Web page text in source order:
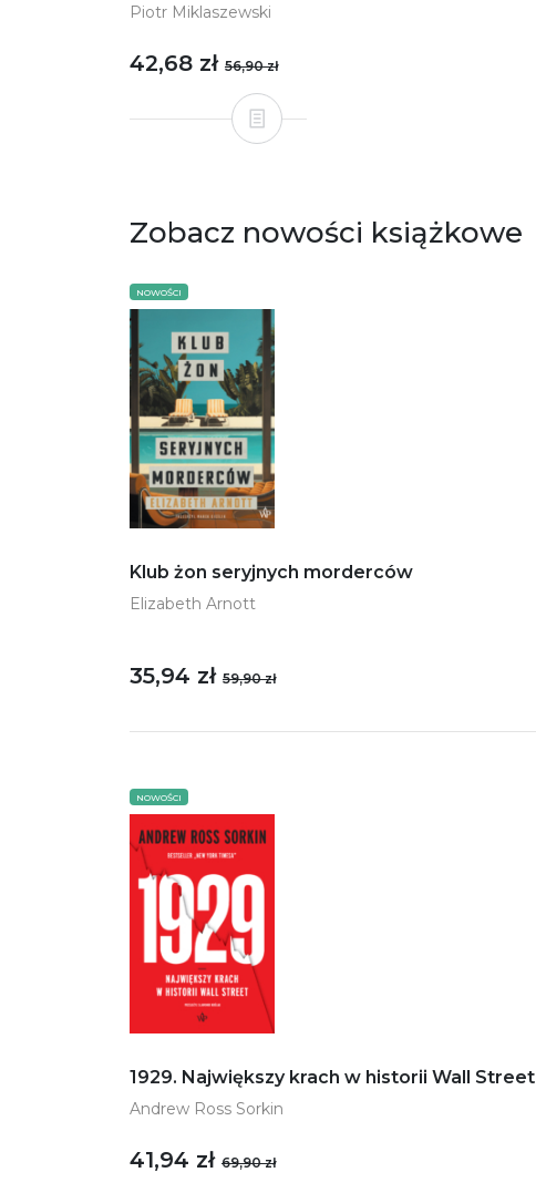
Piotr Miklaszewski
42,68 zł 56,90 zł
Zobacz nowości książkowe
NOWOŚCI
Klub żon seryjnych morderców
Elizabeth Arnott
35,94 zł 59,90 zł
NOWOŚCI
1929. Największy krach w historii Wall Street
Andrew Ross Sorkin
41,94 zł 69,90 zł